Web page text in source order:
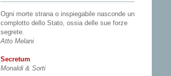
Ogni morte strana o inspiegabile nasconde un
complotto dello Stato, ossia delle sue forze
segrete.
Atto Melani
Secretum
Monaldi & Sorti